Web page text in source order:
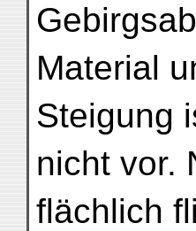
Material
Steigung
nicht vor.
flächlich